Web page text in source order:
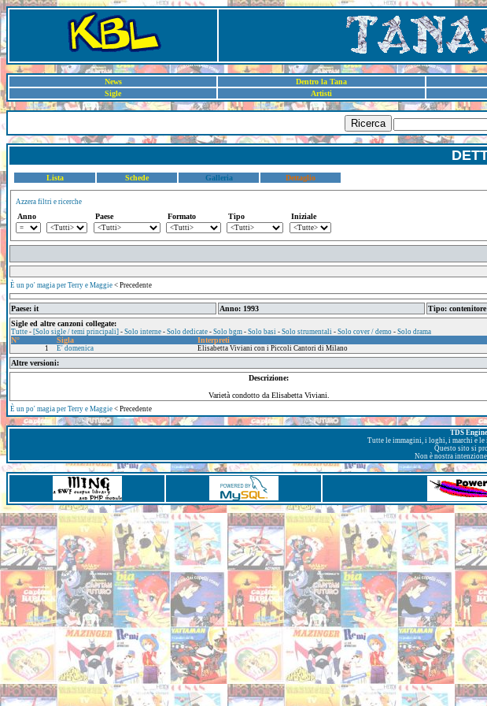
News Dentro la Tana
Sigle
Artisti
Ricerca
Lista Schede Galleria Dettaglio
Azzera filtri e ricerche
Anno Paese Formato Tipo Iniziale
È un po' magia per Terry e Maggie < Precedente
Paese: it Anno: 1993 Tipo: contenitore
Sigle ed altre canzoni collegate:
Tutte - [Solo sigle / temi principali] - Solo interne - Solo dedicate - Solo bgm - Solo basi - Solo strumentali - Solo cover / demo - Solo drama
N° Sigla Interpreti
1 E' domenica Elisabetta Viviani con i Piccoli Cantori di Milano
Altre versioni:
Descrizione:
Varietà condotto da Elisabetta Viviani.
È un po' magia per Terry e Maggie < Precedente
TDS
Tutte le immagini, i loghi, i marchi e
Questo sito si
Non è nostra